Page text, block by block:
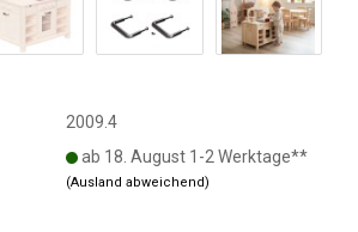
2009.4
ab 18. August 1-2 Werktage**
(Ausland abweichend)